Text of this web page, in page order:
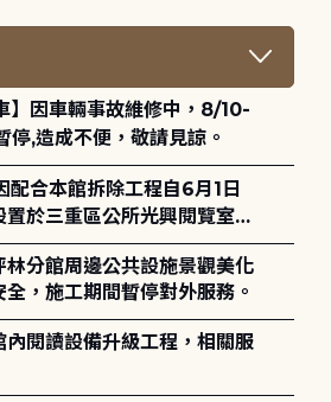
,造成不便，敬請見諒。
於三重區公所光興閱覽室，
。
林分館周邊公共設施景觀美化
，施工期間暫停對外服務。
內閱讀設備升級工程，相關服